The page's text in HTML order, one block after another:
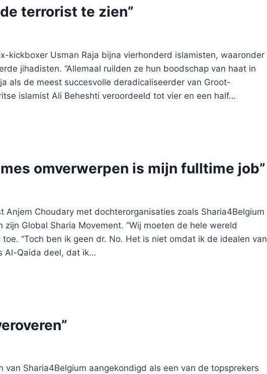
terrorist te zien”
kickboxer Usman Raja bijna vierhonderd islamisten, waaronder
jihadisten. “Allemaal ruilden ze hun boodschap van haat in
als de meest succesvolle deradicaliseerder van Groot-
islamist Ali Beheshti veroordeeld tot vier en een half…
omverwerpen is mijn fulltime job”
Choudary met dochterorganisaties zoals Sharia4Belgium
Global Sharia Movement. “Wij moeten de hele wereld
“Toch ben ik geen dr. No. Het is niet omdat ik de idealen van
Al-Qaida deel, dat ik…
Sharia4Belgium aangekondigd als een van de topsprekers